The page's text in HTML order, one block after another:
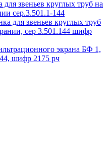
для звеньев круглых труб на
сер.3.501.1-144
для звеньев круглых труб
сер 3.501.144 шифр
экрана БФ 1,
шифр 2175 рч